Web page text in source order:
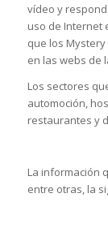
vídeo y
uso de Internet
que los
en las webs de
Los sectores
automoción,
restaurantes y
La información
entre otras, la